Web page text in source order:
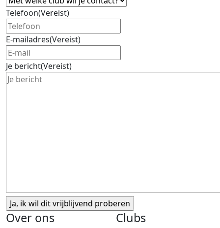
Telefoon(Vereist)
E-mailadres(Vereist)
Je bericht(Vereist)
Over ons Clubs